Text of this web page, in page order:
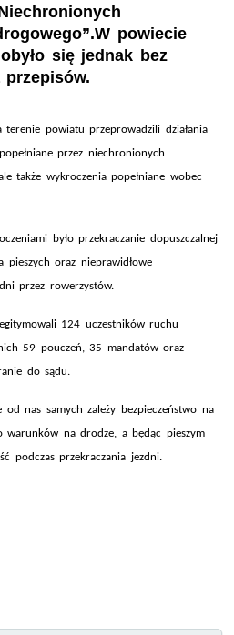
powiecie
się jednak bez
przepisów.
powiatu przeprowadzili działania
przez niechronionych
także wykroczenia popełniane wobec
było przekraczanie dopuszczalnej
oraz nieprawidłowe
przez rowerzystów.
124 uczestników ruchu
59 pouczeń, 35 mandatów oraz
do sądu.
od nas samych zależy bezpieczeństwo na
warunków na drodze, a będąc pieszym
podczas przekraczania jezdni.